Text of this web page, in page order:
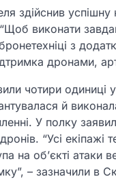
здійснив успішну
виконати
з
дронами,
чотири одиниці
й
У полку
“Усі
на об’єкті атаки
– зазначили в